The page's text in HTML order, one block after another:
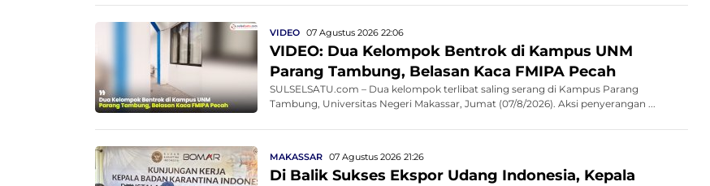
VIDEO 07 Agustus 2026 22:06
VIDEO: Dua Kelompok Bentrok di Kampus UNM
Parang Tambung, Belasan Kaca FMIPA Pecah
SULSELSATU.com – Dua kelompok terlibat saling serang di Kampus Parang
Tambung, Universitas Negeri Makassar, Jumat (07/8/2026). Aksi penyerangan ...
MAKASSAR 07 Agustus 2026 21:26
Di Balik Sukses Ekspor Udang Indonesia, Kepala